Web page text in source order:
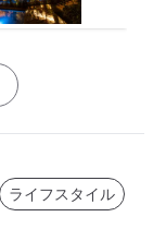
ライフスタイル